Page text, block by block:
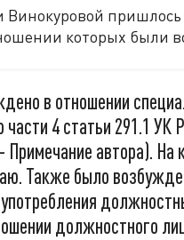
которых были
в отношении
4 статьи 291.1 УК
Примечание автора). На
Также было
должностного